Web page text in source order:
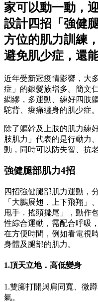
家可以動一動，
設計四招「強健
方位的肌力訓練
避免肌少症，還
近年受新冠疫情影響，大
症」的銀髮族增多。簡文
綢繆，多運動、練好四肢
駝背、痠痛纏身的肌少症。
除了軀幹及上肢的肌力練
肢肌力」代表的是行動力
動，同時可以防失智、抗
強健腿部肌力4招
四招強健腿部肌力運動，
「大鵬展翅．上下飛翔」
甩手．搖頭擺尾」，動作
性綜合運動，需配合呼吸
在方便時間，例如看電視
身體及腿部的肌力。
1.頂天立地．高低變身
1.雙腳打開與肩同寬、微
氣。